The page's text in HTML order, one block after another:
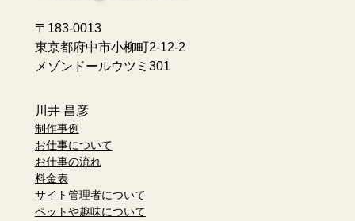
〒183-0013
東京都府中市小柳町2-12-2
メゾンドールウツミ301
川井 昌彦
制作事例
お仕事について
お仕事の流れ
料金表
サイト管理者について
ペットや趣味について